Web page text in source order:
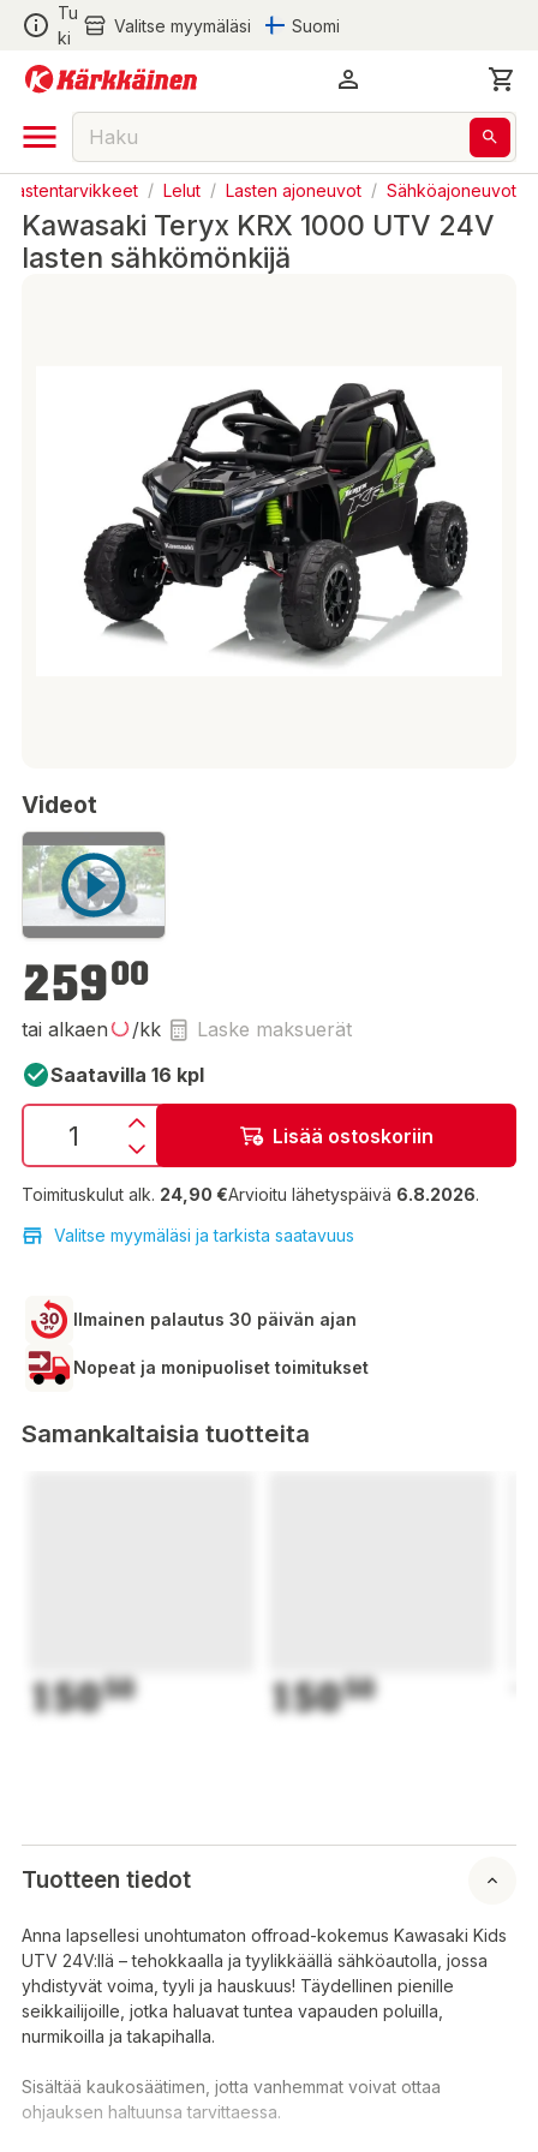
Tu
ki
Valitse myymäläsi Suomi
Lastentarvikkeet / Lelut / Lasten ajoneuvot / Sähköajoneuvot
Videot
Kawasaki Teryx KRX 1000 UTV 24V
lasten sähkömönkijä
25900
tai alkaen /kk
Laske maksuerät
Saatavilla 16 kpl
Lisää ostoskoriin
Toimituskulut alk. 24,90 €Arvioitu lähetyspäivä 6.8.2026.
Valitse myymäläsi ja tarkista saatavuus
Ilmainen palautus 30 päivän ajan
Nopeat ja monipuoliset toimitukset
Samankaltaisia tuotteita
15050 15050
Tuotteen tiedot
Anna lapsellesi unohtumaton offroad-kokemus Kawasaki Kids
UTV 24V:llä – tehokkaalla ja tyylikkäällä sähköautolla, jossa
yhdistyvät voima, tyyli ja hauskuus! Täydellinen pienille
seikkailijoille, jotka haluavat tuntea vapauden poluilla,
nurmikoilla ja takapihalla.
Sisältää kaukosäätimen, jotta vanhemmat voivat ottaa
ohjauksen haltuunsa tarvittaessa.